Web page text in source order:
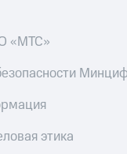
«МТС»
этика